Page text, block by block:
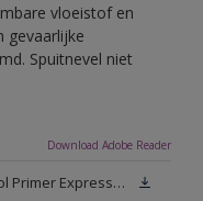
vloeistof en
gevaarlijke
Spuitnevel niet
Download Adobe Reader
Technisch Informatieblad Rubbol Primer Express (PDF)